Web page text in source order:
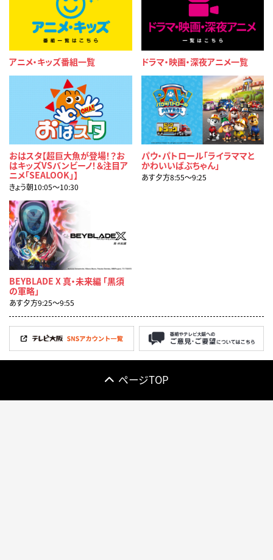
アニメ・キッズ番組一覧 ドラマ・映画・深夜アニメ一覧
おはスタ【超巨大魚が登場！？お
はキッズVSバンビーノ！＆注目ア
ニメ「SEALOOK」】
きょう朝10:05〜10:30
パウ・パトロール「ライラママと
かわいいばぶちゃん」
あす夕方8:55〜9:25
BEYBLADE X 真・未来編 「黒須
の軍略」
あす夕方9:25〜9:55
ページTOP